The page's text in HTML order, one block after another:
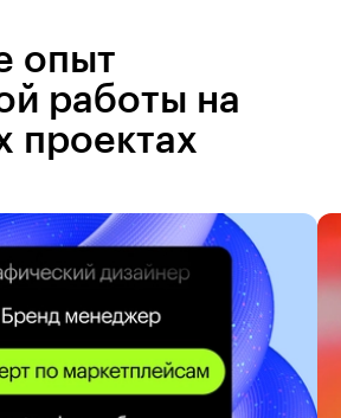
опыт
работы на
проектах